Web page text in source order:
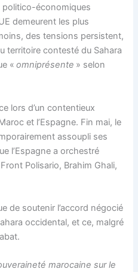
politico-économiques
demeurent les plus
des tensions persistent,
territoire contesté du Sahara
«omniprésente » selon
lors d’un contentieux
et l’Espagne. Fin mai, le
assoupli ses
l’Espagne a orchestré
Polisario, Brahim Ghali,
de soutenir l’accord négocié
occidental, et ce, malgré
marocaine sur le